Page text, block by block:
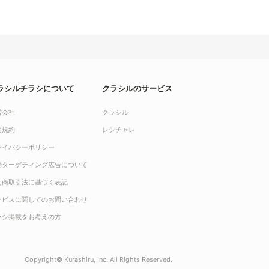
シルチラシについて
会社
規約
イバシーポリシー
ターゲティング広告について
商取引法に基づく表記
ビスに関してのお問い合わせ
シ掲載をお考えの方
クラシルのサービス
クラシル
レシチャレ
Copyright© Kurashiru, Inc. All Rights Reserved.